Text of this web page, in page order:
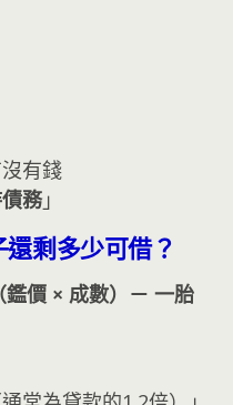
有錢
務 」
剩多少可借？
價 × 成數）－ 一胎